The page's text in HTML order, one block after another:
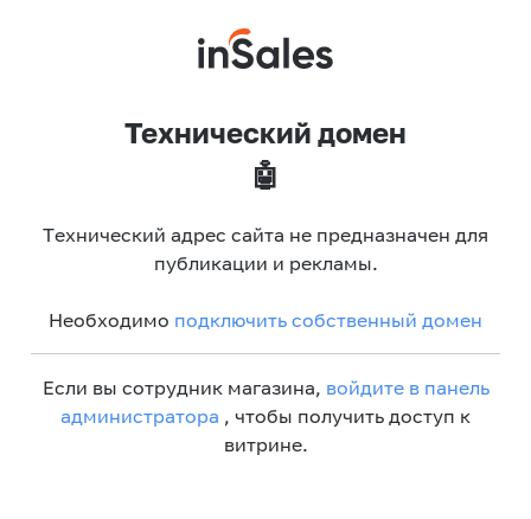
Технический домен
🤖
Технический адрес сайта не предназначен для
публикации и рекламы.
Необходимо подключить собственный домен
Если вы сотрудник магазина, войдите в панель
администратора , чтобы получить доступ к
витрине.